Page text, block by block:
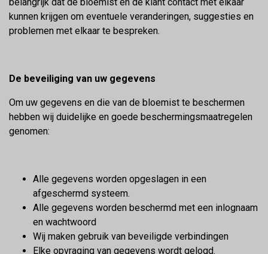
kunnen krijgen om eventuele veranderingen, suggesties en
problemen met elkaar te bespreken.
De beveiliging van uw gegevens
Om uw gegevens en die van de bloemist te beschermen
hebben wij duidelijke en goede beschermingsmaatregelen
genomen:
Alle gegevens worden opgeslagen in een
afgeschermd systeem.
Alle gegevens worden beschermd met een inlognaam
en wachtwoord
Wij maken gebruik van beveiligde verbindingen
Elke opvraging van gegevens wordt gelogd.